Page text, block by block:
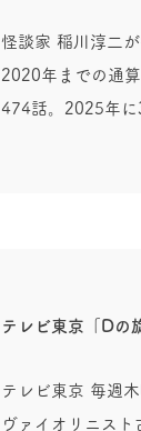
怪談家 稲川淳二
2020年までの通
474話。2025年に
テレビ東京「Dの
テレビ東京 毎週
ヴァイオリニスト